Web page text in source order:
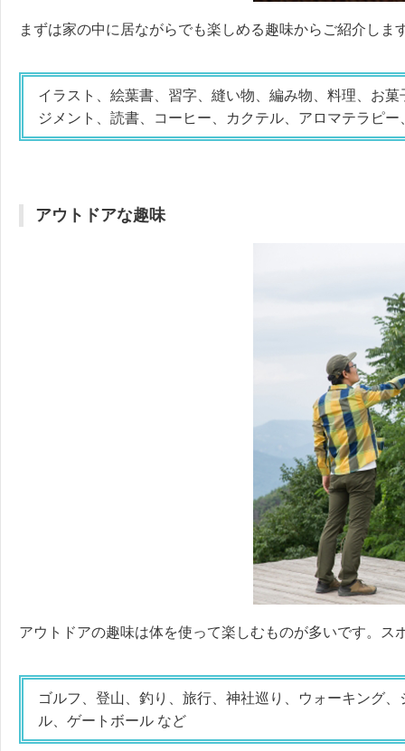
まずは家の中に居ながらでも楽しめる趣味からご紹介しま
イラスト、絵葉書、習字、縫い物、編み物、料理、お
ジメント、読書、コーヒー、カクテル、アロマテラピ
アウトドアな趣味
アウトドアの趣味は体を使って楽しむものが多いです。
ゴルフ、登山、釣り、旅行、神社巡り、ウォーキング
ル、ゲートボール など